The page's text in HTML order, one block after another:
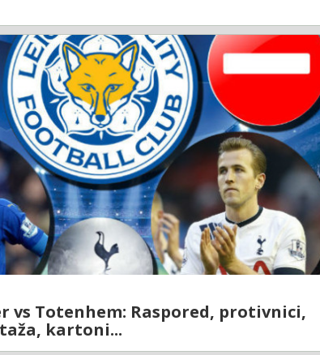
vs Totenhem: Raspored, protivnici,
kartoni...